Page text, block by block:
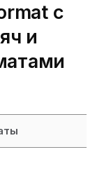
с
и